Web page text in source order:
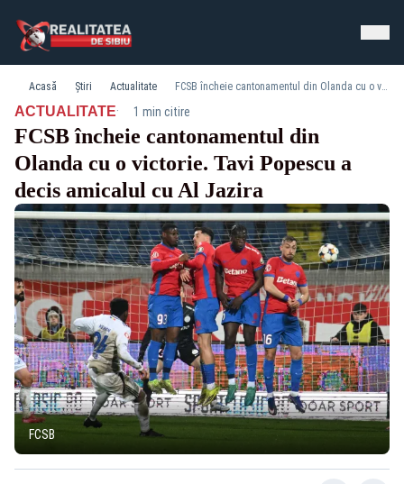
Acasă Știri Actualitate FCSB încheie cantonamentul din Olanda cu o victorie. Tavi Popescu a decis amicalul cu Al Jazira
ACTUALITATE· 1 min citire
FCSB încheie cantonamentul din
Olanda cu o victorie. Tavi Popescu a
decis amicalul cu Al Jazira
FCSB